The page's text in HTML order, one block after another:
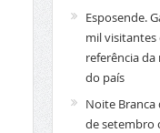
Esposende.
mil
referência
do país
Noite Branca
de setembro